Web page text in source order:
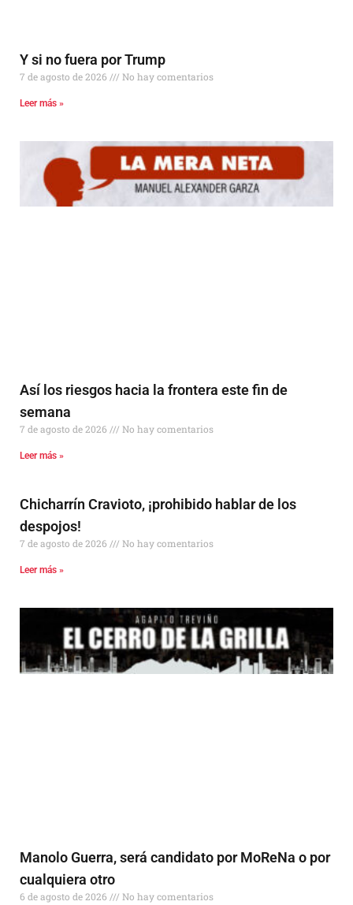
Y si no fuera por Trump
7 de agosto de 2026 No hay comentarios
Leer más »
Así los riesgos hacia la frontera este fin de
semana
7 de agosto de 2026 No hay comentarios
Leer más »
Chicharrín Cravioto, ¡prohibido hablar de los
despojos!
7 de agosto de 2026 No hay comentarios
Leer más »
Manolo Guerra, será candidato por MoReNa o por
cualquiera otro
6 de agosto de 2026 No hay comentarios